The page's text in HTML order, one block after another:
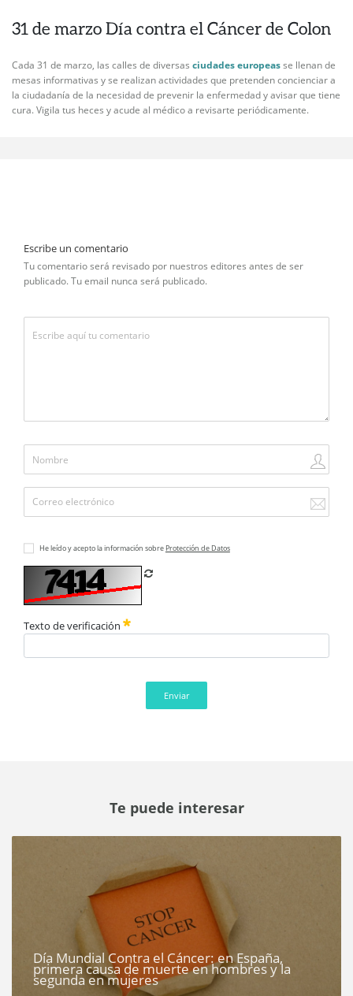
31 de marzo Día contra el Cáncer de Colon
Cada 31 de marzo, las calles de diversas ciudades europeasse llenan de
mesas informativas y se realizan actividades que pretenden concienciar a
la ciudadanía de la necesidad de prevenir la enfermedad y avisar que tiene
cura. Vigila tus heces y acude al médico a revisarte periódicamente.
Escribe un comentario
Tu comentario será revisado por nuestros editores antes de ser
publicado. Tu email nunca será publicado.
He leído y acepto la información sobre Protección de Datos
Texto de verificación
Enviar
Te puede interesar
Día Mundial Contra el Cáncer: en España,
primera causa de muerte en hombres y la
segunda en mujeres